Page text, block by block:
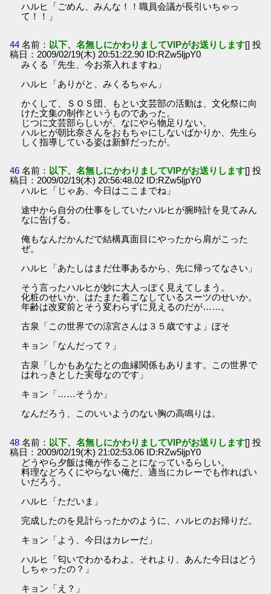
ハルヒ「ごめん、みんな！！職員会議が長引いちゃっ
て！！」
44 名前： 以下、名無しにかわりましてVIPがお送りします[] 投
稿日：2009/02/19(木) 20:51:22.90 ID:RZw5ljpY0
みくる「先生、今お茶入れますね」
ハルヒ「ありがと、みくるちゃん」
かくして、ＳＯＳ団、もとい文芸部の活動は、文化祭に向
けた文集の制作というものであった。
じつに文芸部らしいが、なにやら物足りない。
ハルヒが朝比奈さんをおもちゃにしないばかりか、先生ら
しく指導している姿は新鮮だったが。
46 名前： 以下、名無しにかわりましてVIPがお送りします[] 投
稿日：2009/02/19(木) 20:56:48.02 ID:RZw5ljpY0
ハルヒ「じゃあ、今日はここまでね」
途中から自分の仕事をしていたハルヒが腕時計を見てみん
なに告げる。
俺もなんだかんだで結構真面目にやったから肩がこった
ぜ。
ハルヒ「あたしはまだ仕事あるから、先に帰ってなさい」
そう言ったハルヒが妙に大人っぽく見えてしまう。
化粧のせいか、はたまた着こなしているスーツのせいか。
年齢は改変前とそう変わらずに見えるのだが……。
古泉「この世界での涼宮さんは３５歳ですよ」ぼそ
キョン「なんだって？」
古泉「しかもあなたとの血縁関係もあります。この世界で
はれっきとした実母なのです」
キョン「……そうか」
なんだろう、このいいようのない胸の高鳴りは。
48 名前： 以下、名無しにかわりましてVIPがお送りします[] 投
稿日：2009/02/19(木) 21:02:53.06 ID:RZw5ljpY0
どうやら夕飯は俺が作ることになっているらしい。
料理などろくにやらない俺だ、適当にカレーでも作ればい
いだろう。
ハルヒ「ただいま」
完成したのを見計らったかのように、ハルヒのお帰りだ。
キョン「よう、今日はカレーだ」
ハルヒ「匂いでわかるわよ。それより、あんた今日はどう
しちゃったの？」
キョン「え？」